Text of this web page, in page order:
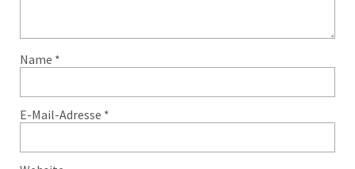
Name *
E-Mail-Adresse *